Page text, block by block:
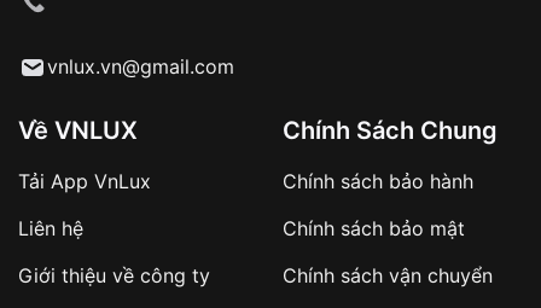
vnlux.vn@gmail.com
Về VNLUX
Tải App VnLux
Liên hệ
Giới thiệu về công ty
Chính Sách Chung
Chính sách bảo hành
Chính sách bảo mật
Chính sách vận chuyển